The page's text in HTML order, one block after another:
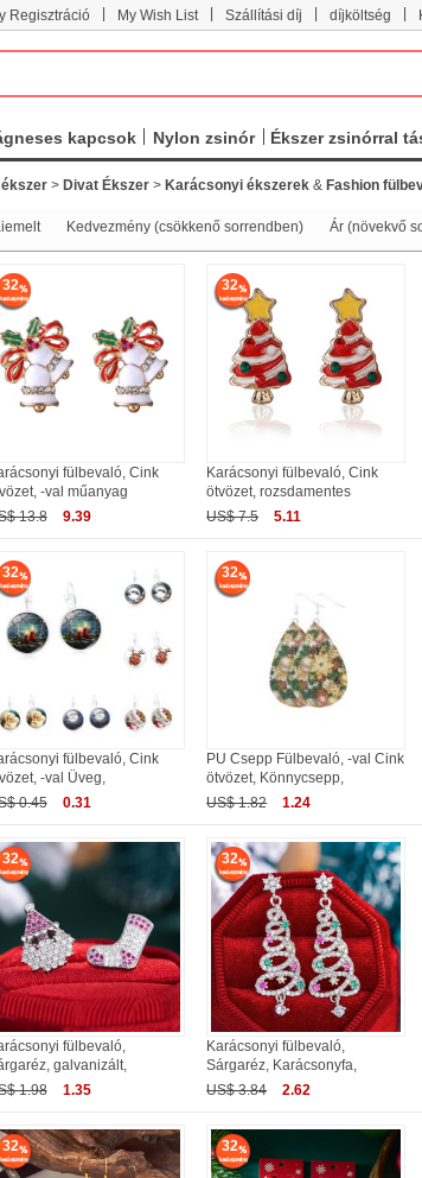
Regisztráció My Wish List Szállítási díj díjköltség
kapcsok Nylon zsinór Ékszer zsinórral
> Divat Ékszer> Karácsonyi ékszerek& Fashion
Kedvezmény (csökkenő sorrendben) Ár (növekvő
32
fülbevaló, Cink
-val műanyag
13.8
9.39
32
Karácsonyi fülbevaló, Cink
ötvözet, rozsdamentes
US$ 7.5
5.11
32
fülbevaló, Cink
-val Üveg,
0.45
0.31
32
PU Csepp Fülbevaló, -val Cink
ötvözet, Könnycsepp,
US$ 1.82
1.24
32
fülbevaló,
galvanizált,
1.98
1.35
32
Karácsonyi fülbevaló,
Sárgaréz, Karácsonyfa,
US$ 3.84
2.62
32 32